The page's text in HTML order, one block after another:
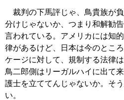
裁判の下馬評じゃ、鳥貴族が
分けじゃないか、つまり和解勧
言われている。アメリカには知
律があるけど、日本は今のとこ
ケージに対して、規制する法律
鳥二郎側はリーガルハイに出て
護士を立ててんじゃないか。そ
い。